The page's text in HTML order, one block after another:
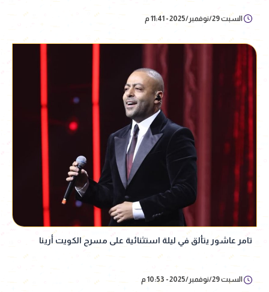
السبت 29/نوفمبر/2025 - 11:41 م
تامر عاشور يتألق في ليلة استثنائية على مسرح الكويت أرينا
السبت 29/نوفمبر/2025 - 10:53 م